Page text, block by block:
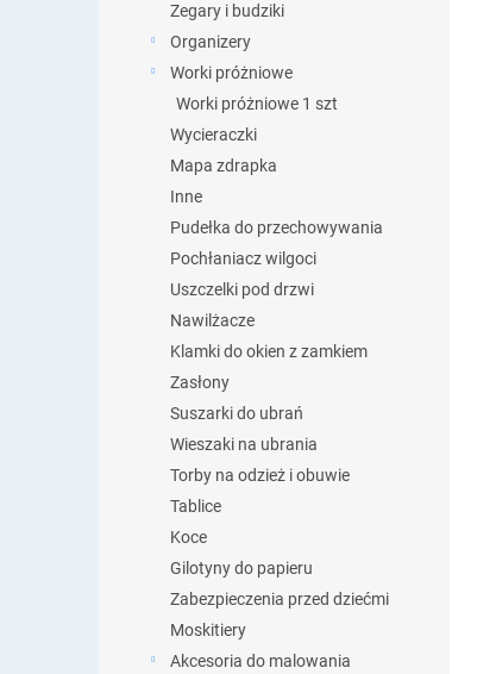
Zegary i budziki
Organizery
Worki próżniowe
Worki próżniowe 1 szt
Wycieraczki
Mapa zdrapka
Inne
Pudełka do przechowywania
Pochłaniacz wilgoci
Uszczelki pod drzwi
Nawilżacze
Klamki do okien z zamkiem
Zasłony
Suszarki do ubrań
Wieszaki na ubrania
Torby na odzież i obuwie
Tablice
Koce
Gilotyny do papieru
Zabezpieczenia przed dziećmi
Moskitiery
Akcesoria do malowania